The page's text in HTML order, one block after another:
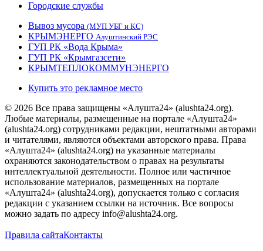
Городские службы
Вывоз мусора (МУП УБГ и КС)
КРЫМЭНЕРГО Алуштинский РЭС
ГУП РК «Вода Крыма»
ГУП РК «Крымгазсети»
КРЫМТЕПЛОКОММУНЭНЕРГО
Купить это рекламное место
© 2026 Все права защищены «Алушта24» (alushta24.org).
Любые материалы, размещенные на портале «Алушта24»
(alushta24.org) сотрудниками редакции, нештатными авторами
и читателями, являются объектами авторского права. Права
«Алушта24» (alushta24.org) на указанные материалы
охраняются законодательством о правах на результаты
интеллектуальной деятельности. Полное или частичное
использование материалов, размещенных на портале
«Алушта24» (alushta24.org), допускается только с согласия
редакции с указанием ссылки на источник. Все вопросы
можно задать по адресу info@alushta24.org.
Правила сайтаКонтакты